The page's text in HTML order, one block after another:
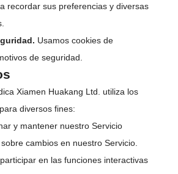
recordar sus preferencias y diversas
Usamos cookies de
de seguridad.
Xiamen Huakang Ltd. utiliza los
diversos fines:
y mantener nuestro Servicio
cambios en nuestro Servicio.
en las funciones interactivas